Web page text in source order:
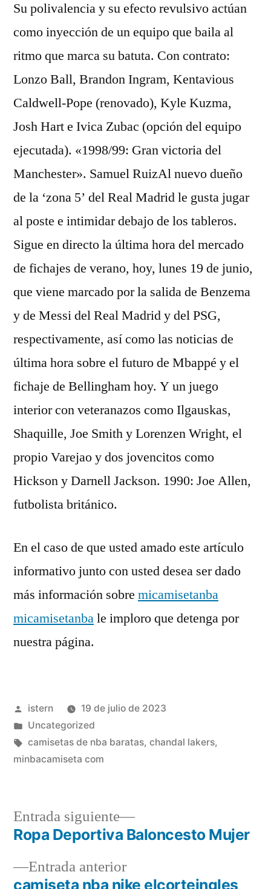
Su polivalencia y su efecto revulsivo actúan
como inyección de un equipo que baila al
ritmo que marca su batuta. Con contrato:
Lonzo Ball, Brandon Ingram, Kentavious
Caldwell-Pope (renovado), Kyle Kuzma,
Josh Hart e Ivica Zubac (opción del equipo
ejecutada). «1998/99: Gran victoria del
Manchester». Samuel RuizAl nuevo dueño
de la ‘zona 5’ del Real Madrid le gusta jugar
al poste e intimidar debajo de los tableros.
Sigue en directo la última hora del mercado
de fichajes de verano, hoy, lunes 19 de junio,
que viene marcado por la salida de Benzema
y de Messi del Real Madrid y del PSG,
respectivamente, así como las noticias de
última hora sobre el futuro de Mbappé y el
fichaje de Bellingham hoy. Y un juego
interior con veteranazos como Ilgauskas,
Shaquille, Joe Smith y Lorenzen Wright, el
propio Varejao y dos jovencitos como
Hickson y Darnell Jackson. 1990: Joe Allen,
futbolista británico.
En el caso de que usted amado este artículo
informativo junto con usted desea ser dado
más información sobre micamisetanba
micamisetanbale imploro que detenga por
nuestra página.
Publicado
por
istern
19 de julio de 2023
Publicado
en
Uncategorized
Etiquetas:
camisetas de nba baratas, chandal lakers,
minbacamiseta com
Navegación
deEntrada anteriorEntrada
anterior:
camiseta nba nike elcorteingles
Entrada siguiente
Entrada
siguiente:
Ropa Deportiva Baloncesto Mujer